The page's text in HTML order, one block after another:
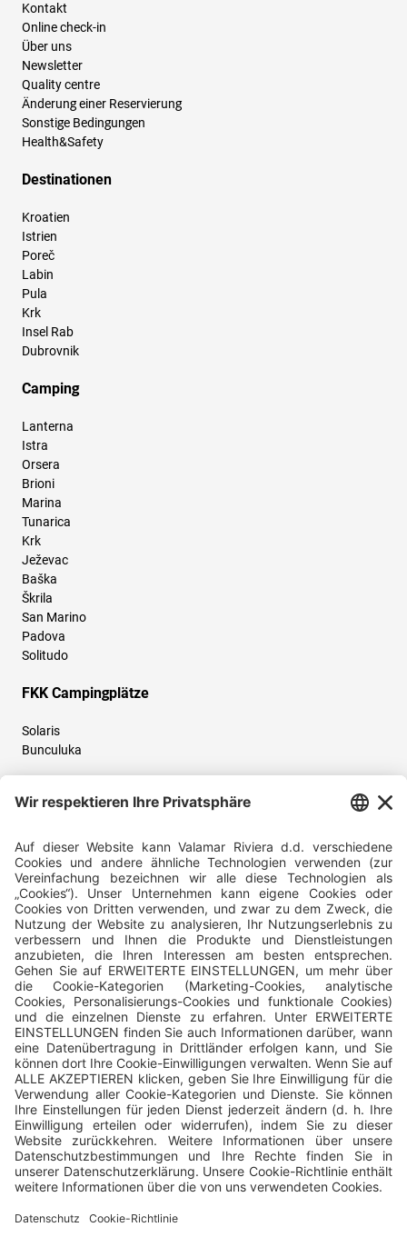
Kontakt
Online check-in
Über uns
Newsletter
Quality centre
Änderung einer Reservierung
Sonstige Bedingungen
Health&Safety
Destinationen
Kroatien
Istrien
Poreč
Labin
Pula
Krk
Insel Rab
Dubrovnik
Camping
Lanterna
Istra
Orsera
Brioni
Marina
Tunarica
Krk
Ježevac
Baška
Škrila
San Marino
Padova
Solitudo
FKK Campingplätze
Solaris
Bunculuka
Folgen Sie uns und teilen Sie Ihr Urlaubserlebnis mit uns!